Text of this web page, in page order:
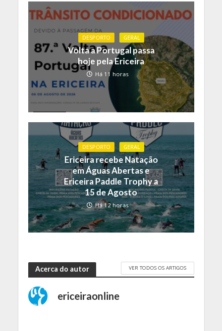
DESPORTO GERAL
Volta a Portugal passa
hoje pela Ericeira
Há 11 horas
DESPORTO GERAL
Ericeira recebe Natação
em Águas Abertas e
Ericeira Paddle Trophy a
15 de Agosto
Há 12 horas
Acerca do autor VER TODOS OS ARTIGOS
ericeiraonline